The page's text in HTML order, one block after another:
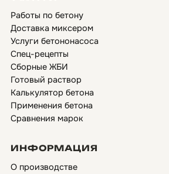
Работы по бетону
Доставка миксером
Услуги бетононасоса
Спец-рецепты
Сборные ЖБИ
Готовый раствор
Калькулятор бетона
Применения бетона
Сравнения марок
ИНФОРМАЦИЯ
О производстве